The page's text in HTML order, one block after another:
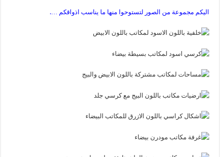
اليكم مجموعة من الصور لتستوحوا منها ما يناسب اذواقكم ….